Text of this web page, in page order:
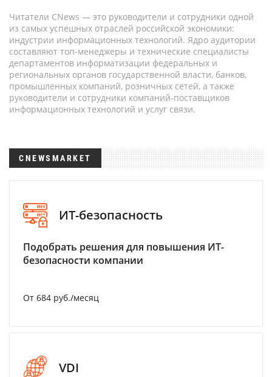
Читатели CNews — это руководители и сотрудники одной
из самых успешных отраслей российской экономики:
индустрии информационных технологий. Ядро аудитории
составляют топ-менеджеры и технические специалисты
департаментов информатизации федеральных и
региональных органов государственной власти, банков,
промышленных компаний, розничных сетей, а также
руководители и сотрудники компаний-поставщиков
информационных технологий и услуг связи.
CNEWSMARKET
ИТ-безопасность
Подобрать решения для повышения ИТ-
безопасности компании
От 684 руб./месяц
VDI